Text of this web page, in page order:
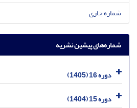
شماره جاری
شماره‌های پیشین نشریه
دوره 16 (1405)
دوره 15 (1404)